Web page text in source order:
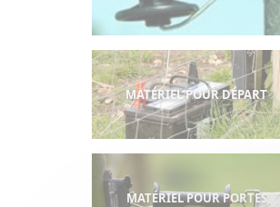
MATÉRIEL POUR DÉPART
MATÉRIEL POUR PORTES